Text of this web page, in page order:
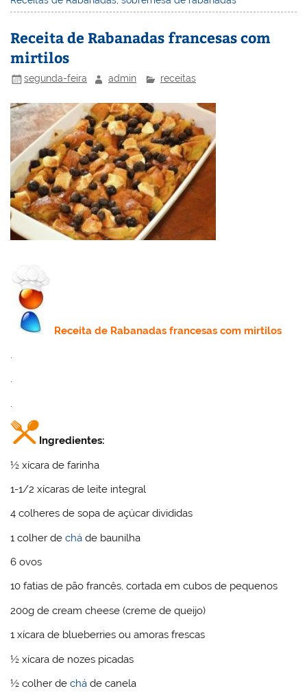
n
o
k
M
ai
l
Receita de Rabanadas francesas com
mirtilos
segunda-feira admin receitas
Receitade Rabanadas francesas com mirtilos
.
.
.
Ingredientes:
½ xícara de farinha
1-1/2 xícaras de leite integral
4 colheres de sopa de açúcar divididas
1 colher dechá de baunilha
6 ovos
10 fatias de pão francês, cortada em cubos de pequenos
200g de cream cheese (creme de queijo)
1 xícara de blueberries ou amoras frescas
½ xícara de nozes picadas
½ colher dechá de canela